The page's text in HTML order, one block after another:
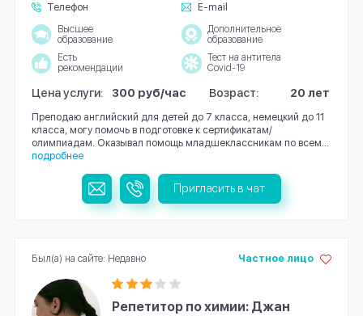
Телефон
E-mail
Высшее
образование
Дополнительное
образование
Есть
рекомендации
Тест на антитела
Covid-19
Цена услуги: 300 руб/час Возраст: 20 лет
Преподаю английский для детей до 7 класса, немецкий до 11
класса, могу помочь в подготовке к сертификатам/
олимпиадам. Оказывал помощь младшеклассникам по всем...
подробнее
Пригласить в чат
Репетитор по химии: Джан
Частное лицо
Был(а) на сайте: Недавно